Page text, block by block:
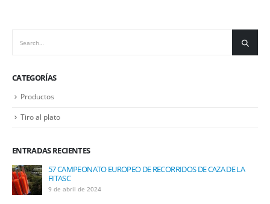
CATEGORÍAS
Productos
Tiro al plato
ENTRADAS RECIENTES
57 CAMPEONATO EUROPEO DE RECORRIDOS DE CAZA DE LA
FITASC
9 de abril de 2024